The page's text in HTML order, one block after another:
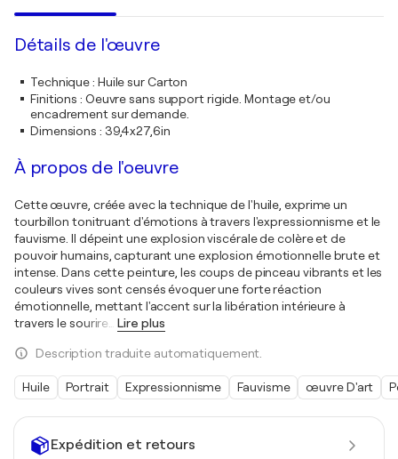
Expédition et retours
Détails de l'œuvre
Technique: Huile sur Carton
Finitions : Oeuvre sans support rigide. Montage et/ou
encadrement sur demande.
Dimensions : 39,4x27,6in
À propos de l'oeuvre
Cette œuvre, créée avec la technique de l'huile, exprime un
tourbillon tonitruant d'émotions à travers l'expressionnisme et le
fauvisme. Il dépeint une explosion viscérale de colère et de
pouvoir humains, capturant une explosion émotionnelle brute et
intense. Dans cette peinture, les coups de pinceau vibrants et les
couleurs vives sont censés évoquer une forte réaction
émotionnelle, mettant l'accent sur la libération intérieure à
travers le sourire
Lire plus
Description traduite automatiquement.
Huile Portrait Expressionnisme Fauvisme œuvre D'art